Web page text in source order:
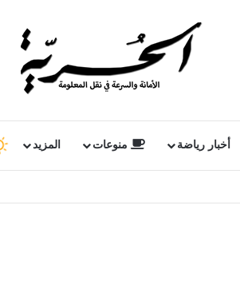
أخبار رياضة منوعات المزيد